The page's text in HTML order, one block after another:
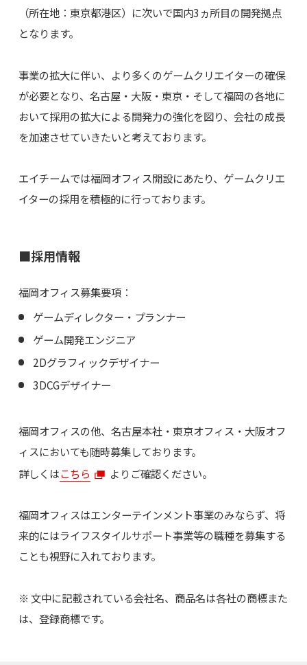
（所在地：東京都港区）に次いで国内3ヵ所目の開発拠点
となります。
事業の拡大に伴い、より多くのゲームクリエイターの確保
が必要となり、名古屋・大阪・東京・そして福岡の各地に
おいて採用の拡大による開発力の強化を図り、会社の成長
を加速させていきたいと考えております。
エイチームでは福岡オフィス開設にあたり、ゲームクリエ
イターの採用を積極的に行っております。
■採用情報
福岡オフィス募集要項：
ゲームディレクター・プランナー
ゲーム開発エンジニア
2Dグラフィックデザイナー
3DCGデザイナー
福岡オフィスの他、名古屋本社・東京オフィス・大阪オフ
ィスにおいても随時募集しております。
詳しくはこちら よりご確認ください。
福岡オフィスはエンターテインメント事業のみならず、将
来的にはライフスタイルサポート事業等の職種を募集する
ことも視野に入れております。
※ 文中に記載されている会社名、商品名は各社の商標また
は、登録商標です。